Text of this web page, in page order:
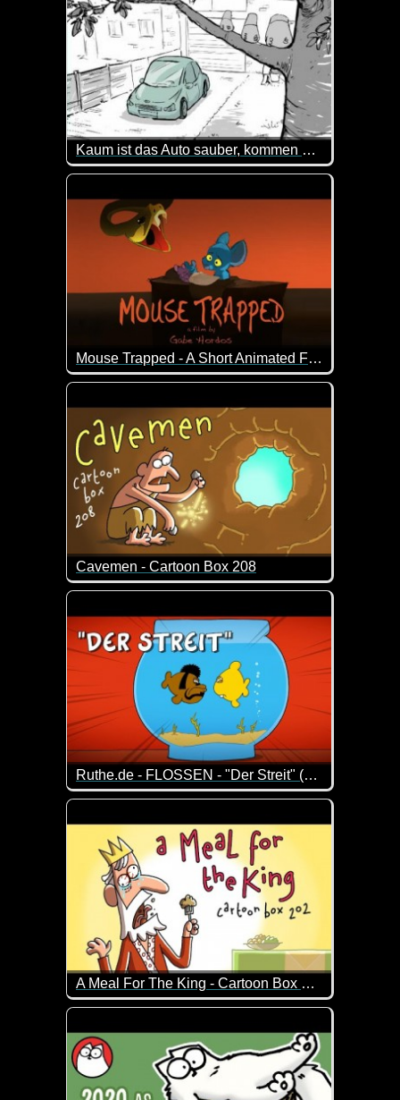
Kaum ist das Auto sauber, kommen auch schon die Vögel...
Was für ein lustiges Video. Man erwartet nämlich
Mouse Trapped - A Short Animated Film
Ein lustiger Kurzfilm über eine Maus, die ihre
Cavemen - Cartoon Box 208
Dieser Typ ist leider nicht die hellste Kerze auf der
Ruthe.de - FLOSSEN - "Der Streit" (Folge 14)
Episode 14 der Serie um zwei Dudes mit Kiemen
A Meal For The King - Cartoon Box 202
Das ist doch durchaus schwarzer Humor ;-) So